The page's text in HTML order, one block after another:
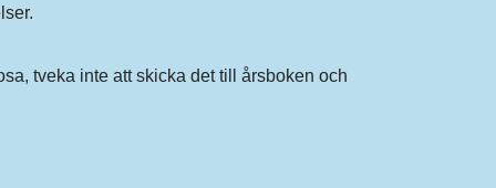
tveka inte att skicka det till årsboken och